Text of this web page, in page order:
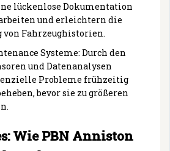
lückenlose Dokumentation
und erleichtern die
von Fahrzeughistorien.
Systeme: Durch den
und Datenanalysen
Probleme frühzeitig
bevor sie zu größeren
Wie PBN Anniston